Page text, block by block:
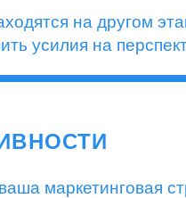
на другом
усилия на
маркетинговая